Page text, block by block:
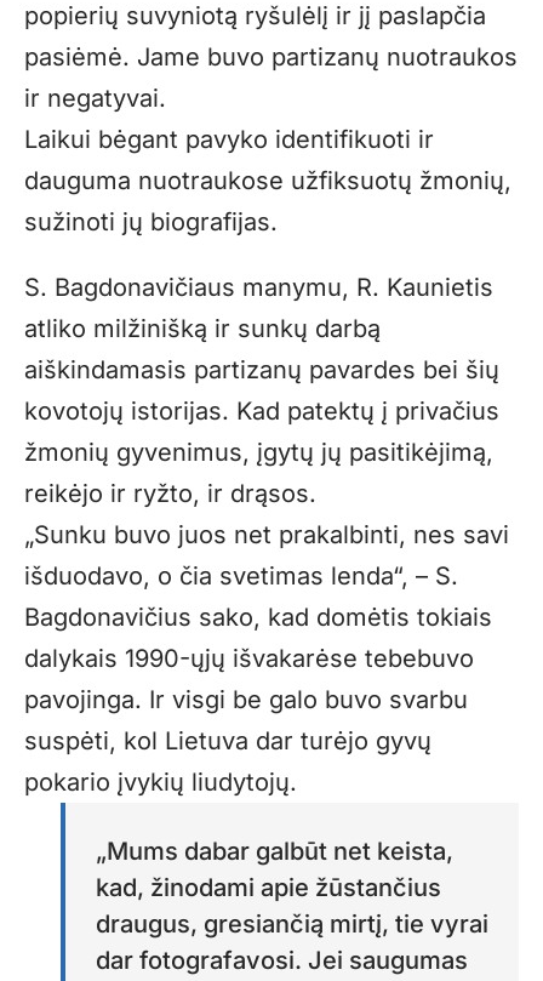
popierių suvyniotą ryšulėlį ir jį paslapčia
pasiėmė. Jame buvo partizanų nuotraukos
ir negatyvai.
Laikui bėgant pavyko identifikuoti ir
dauguma nuotraukose užfiksuotų žmonių,
sužinoti jų biografijas.
S. Bagdonavičiaus manymu, R. Kaunietis
atliko milžinišką ir sunkų darbą
aiškindamasis partizanų pavardes bei šių
kovotojų istorijas. Kad patektų į privačius
žmonių gyvenimus, įgytų jų pasitikėjimą,
reikėjo ir ryžto, ir drąsos.
„Sunku buvo juos net prakalbinti, nes savi
išduodavo, o čia svetimas lenda“, – S.
Bagdonavičius sako, kad domėtis tokiais
dalykais 1990-ųjų išvakarėse tebebuvo
pavojinga. Ir visgi be galo buvo svarbu
suspėti, kol Lietuva dar turėjo gyvų
pokario įvykių liudytojų.
„Mums dabar galbūt net keista,
kad, žinodami apie žūstančius
draugus, gresiančią mirtį, tie vyrai
dar fotografavosi. Jei saugumas